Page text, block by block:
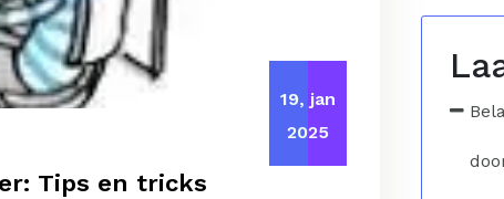
19, jan
2025
Tips en tricks